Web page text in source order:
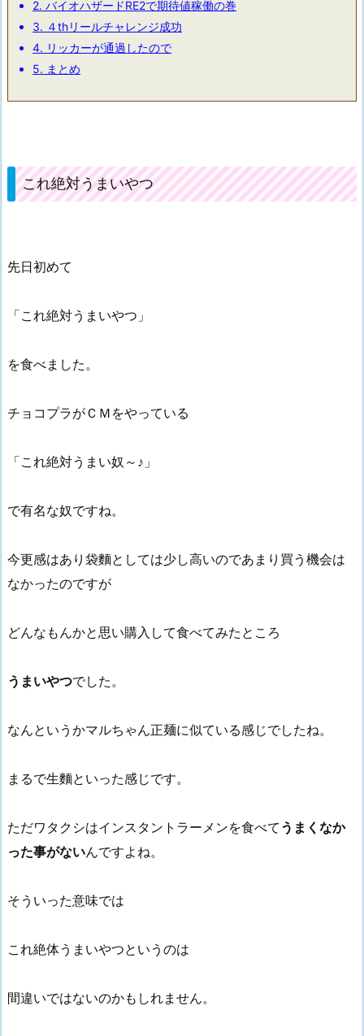
2. バイオハザードRE2で期待値稼働の巻
3. ４thリールチャレンジ成功
4. リッカーが通過したので
5. まとめ
これ絶対うまいやつ
先日初めて
「これ絶対うまいやつ」
を食べました。
チョコプラがＣＭをやっている
「これ絶対うまい奴～♪」
で有名な奴ですね。
今更感はあり袋麵としては少し高いのであまり買う機会は
なかったのですが
どんなもんかと思い購入して食べてみたところ
うまいやつでした。
なんというかマルちゃん正麺に似ている感じでしたね。
まるで生麵といった感じです。
ただワタクシはインスタントラーメンを食べて うまくなか
った事がないんですよね。
そういった意味では
これ絶体うまいやつというのは
間違いではないのかもしれません。